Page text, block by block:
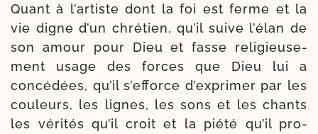
Quant à l’artiste dont la foi est ferme et la
vie digne d’un chré­tien, qu’il suive l’élan de
son amour pour Dieu et fasse reli­gieu­se­
ment usage des forces que Dieu lui a
concé­dées, qu’il s’efforce d’exprimer par les
cou­leurs, les lignes, les sons et les chants
les véri­tés qu’il croit et la pié­té qu’il pro­